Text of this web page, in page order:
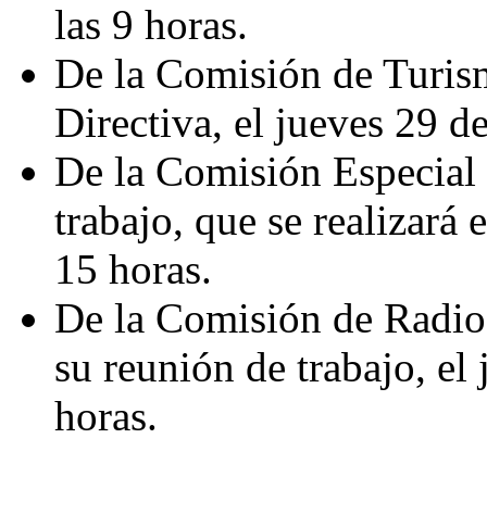
las 9 horas.
De la Comisión de
Directiva, el jueves 29
De la Comisión
trabajo, que se realizará
15 horas.
De la Comisión de
su reunión de trabajo, el
horas.